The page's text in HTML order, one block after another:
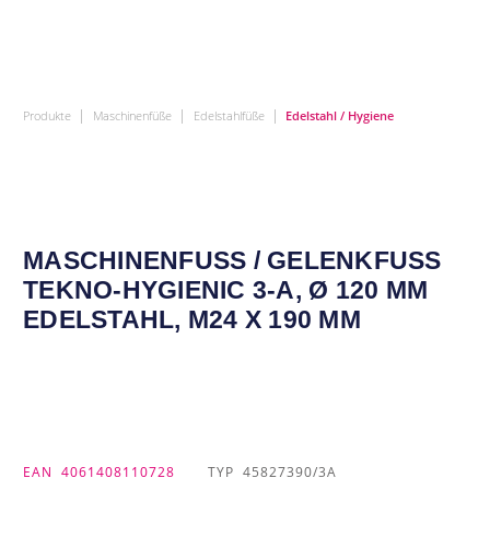
Produkte | Maschinenfüße | Edelstahlfüße | Edelstahl / Hygiene
MASCHINENFUSS / GELENKFUSS TE
KNO-HYGIENIC 3-A, Ø 120 MM ED
ELSTAHL, M24 X 190 MM
EAN 4061408110728 TYP 45827390/3A